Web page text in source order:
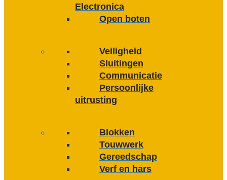
Electronica
Open boten
Veiligheid
Sluitingen
Communicatie
Persoonlijke
uitrusting
Blokken
Touwwerk
Gereedschap
Verf en hars